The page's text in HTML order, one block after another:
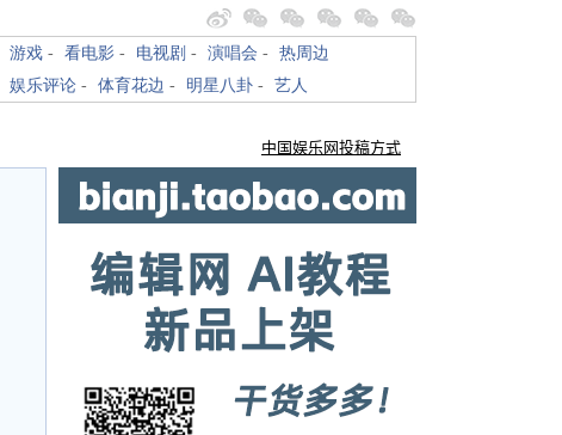
游戏 - 看电影 - 电视剧 - 演唱会 - 热周边
娱乐评论 - 体育花边 - 明星八卦 - 艺人